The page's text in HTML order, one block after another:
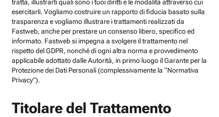
tratta, illustrarti quali sono i tuoi diritti e le modalità attraverso cui
esercitarli. Vogliamo costruire un rapporto di fiducia basato sulla
trasparenza e vogliamo illustrare i trattamenti realizzati da
Fastweb, anche per prestare un consenso libero, specifico ed
informato. Fastweb si impegna a svolgere il trattamento nel
rispetto del GDPR, nonché di ogni altra norma e provvedimento
applicabile adottato dalle Autorità, in primo luogo il Garante per la
Protezione dei Dati Personali (complessivamente la “Normativa
Privacy”).
Titolare del Trattamento